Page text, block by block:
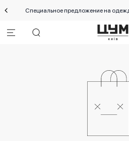
Специальное предложение на